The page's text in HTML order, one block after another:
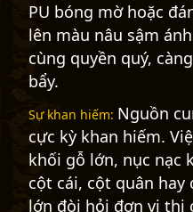
PU bóng mờ hoặc
lên màu nâu sậm
cùng quyền quý,
bẩy.
Sự khan hiếm: Nguồn
cực kỳ khan hiếm.
khối gỗ lớn, nục nạc
cột cái, cột quân hay
lớn đòi hỏi đơn vị thi